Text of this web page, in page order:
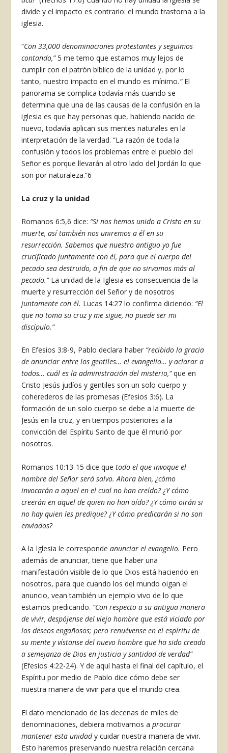
divide y el impacto es contrario: el mundo trastorna a la
iglesia.
“Con 33,000 denominaciones protestantes y seguimos
contando,”5 me temo que estamos muy lejos de
cumplir con el patrón bíblico de la unidad y, por lo
tanto, nuestro impacto en el mundo es mínimo.”El
panorama se complica todavía más cuando se
determina que una de las causas de la confusión en la
iglesia es que hay personas que, habiendo nacido de
nuevo, todavía aplican sus mentes naturales en la
interpretación de la verdad. “La razón de toda la
confusión y todos los problemas entre el pueblo del
Señor es porque llevarán al otro lado del Jordán lo que
son por naturaleza.”6
La cruz y la unidad
Romanos 6:5,6 dice: “Si nos hemos unido a Cristo en su
muerte, así también nos uniremos a él en su
resurrección. Sabemos que nuestro antiguo yo fue
crucificado juntamente con él, para que el cuerpo del
pecado sea destruido, a fin de que no sirvamos más al
pecado.”La unidad de la Iglesia es consecuencia de la
muerte y resurrección del Señor y de nosotros
juntamente con él. Lucas 14:27 lo confirma diciendo: “El
que no toma su cruz y me sigue, no puede ser mi
discípulo.”
En Efesios 3:8-9, Pablo declara haber “recibido la gracia
de anunciar entre los gentiles… el evangelio… y aclarar a
todos… cuál es la administración del misterio,”que en
Cristo Jesús judíos y gentiles son un solo cuerpo y
coherederos de las promesas (Efesios 3:6). La
formación de un solo cuerpo se debe a la muerte de
Jesús en la cruz, y en tiempos posteriores a la
convicción del Espíritu Santo de que él murió por
nosotros.
Romanos 10:13-15 dice que todo el que invoque el
nombre del Señor será salvo. Ahora bien, ¿cómo
invocarán a aquel en el cual no han creído? ¿Y cómo
creerán en aquel de quien no han oído? ¿Y cómo oirán si
no hay quien les predique? ¿Y cómo predicarán si no son
enviados?
A la Iglesia le correspondeanunciar el evangelio. Pero
además de anunciar, tiene que haber una
manifestación visible de lo que Dios está haciendo en
nosotros, para que cuando los del mundo oigan el
anuncio, vean también un ejemplo vivo de lo que
estamos predicando. “Con respecto a su antigua manera
de vivir, despójense del viejo hombre que está viciado por
los deseos engañosos; pero renuévense en el espíritu de
su mente y vístanse del nuevo hombre que ha sido creado
a semejanza de Dios en justicia y santidad de verdad”
(Efesios 4:22-24). Y de aquí hasta el final del capítulo, el
Espíritu por medio de Pablo dice cómo debe ser
nuestra manera de vivir para que el mundo crea.
El dato mencionado de las decenas de miles de
denominaciones, debiera motivarnos aprocurar
mantener esta unidady cuidar nuestra manera de vivir.
Esto haremos preservando nuestra relación cercana